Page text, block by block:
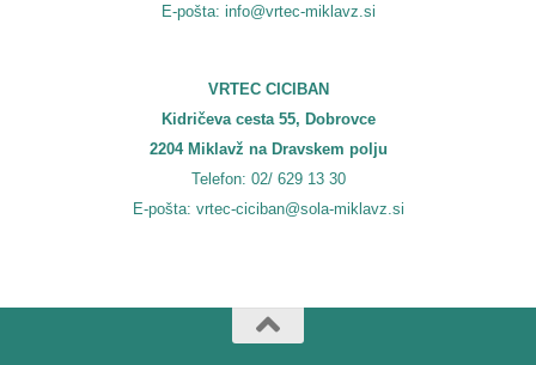
E-pošta: info@vrtec-miklavz.si
VRTEC CICIBAN
Kidričeva cesta 55, Dobrovce
2204 Miklavž na Dravskem polju
Telefon: 02/ 629 13 30
E-pošta: vrtec-ciciban@sola-miklavz.si